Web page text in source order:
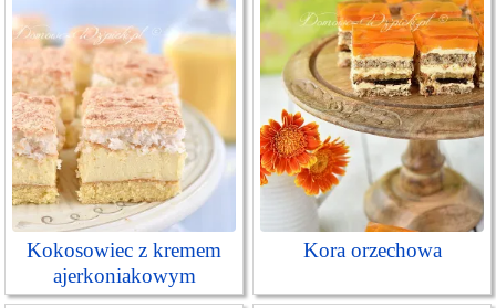
Kokosowiec z kremem
ajerkoniakowym
Kora orzechowa